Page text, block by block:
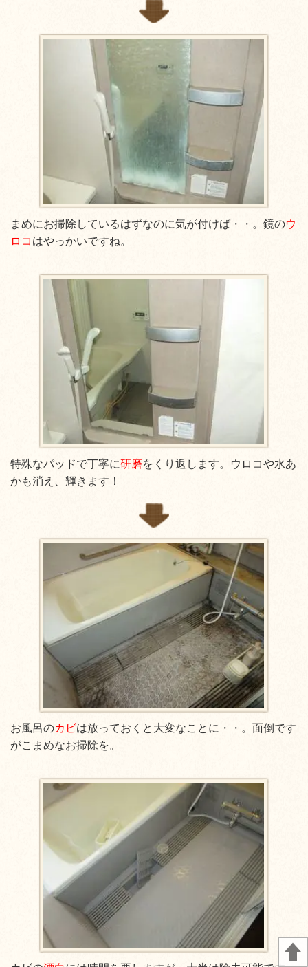
まめにお掃除しているはずなのに気が付けば・・。鏡のウ
ロコ はやっかいですね。
特殊なパッドで丁寧に研磨をくり返します。ウロコや水あ
かも消え、輝きます！
お風呂のカビは放っておくと大変なことに・・。面倒です
がこまめなお掃除を。